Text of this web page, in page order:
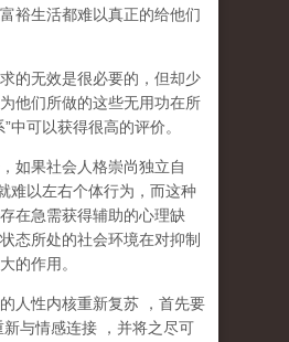
裕生活都难以真正的给他们
的无效是很必要的，但却少
他们所做的这些无用功在所
”中可以获得很高的评价。
如果社会人格崇尚独立自
难以左右个体行为，而这种
在急需获得辅助的心理缺
态所处的社会环境在对抑制
的作用。
人性内核重新复苏
，首先要
新与情感连接
，并将之尽可